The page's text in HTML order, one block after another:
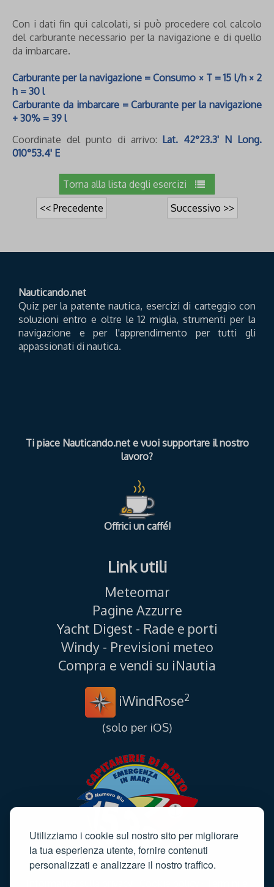
Utilizziamo i cookie sul nostro sito per migliorare
la tua esperienza utente, fornire contenuti
personalizzati e analizzare il nostro traffico.
Con i dati fin qui calcolati, si può procedere col calcolo
del carburante necessario per la navigazione e di quello
da imbarcare.
Carburante per la navigazione = Consumo × T = 15 l/h × 2
h = 30 l
Carburante da imbarcare = Carburante per la navigazione
+ 30% = 39 l
Coordinate del punto di arrivo: Lat. 42°23.3' N Long.
010°53.4' E
Torna alla lista degli esercizi
<< Precedente
Successivo >>
Nauticando.net
Quiz per la patente nautica, esercizi di carteggio con
soluzioni entro e oltre le 12 miglia, strumenti per la
navigazione e per l'apprendimento per tutti gli
appassionati di nautica.
Ti piace Nauticando.net e vuoi supportare il nostro
lavoro?
Offrici un caffé!
Link utili
Meteomar
Pagine Azzurre
Yacht Digest - Rade e porti
Windy - Previsioni meteo
Compra e vendi su iNautia
iWindRose2
(solo per iOS)